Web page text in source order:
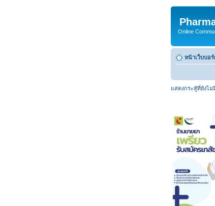
Online
หน้าเว็บบอ
แสดงกระทู้ที่ยังไ